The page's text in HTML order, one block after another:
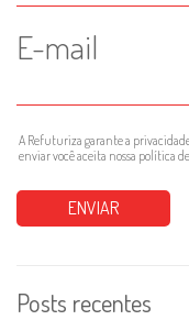
E-mail
A Refuturiza garante a
enviar você aceita nossa política
Posts recentes